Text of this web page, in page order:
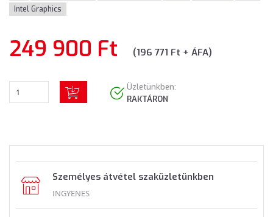
Intel Graphics
249 900 Ft (196 771 Ft + ÁFA)
Üzletünkben:
RAKTÁRON
Személyes átvétel szaküzletünkben
INGYENES